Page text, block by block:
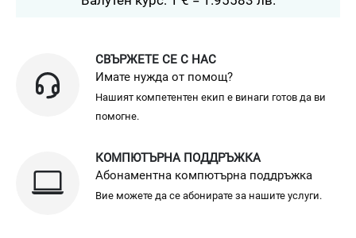
СВЪРЖЕТЕ СЕ С НАС
Имате нужда от помощ?
Нашият компетентен екип е винаги готов да ви
помогне.
КОМПЮТЪРНА ПОДДРЪЖКА
Абонаментна компютърна поддръжка
Вие можете да се абонирате за нашите услуги.